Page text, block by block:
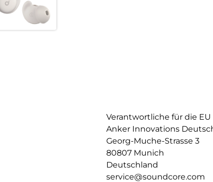
Verantwortliche für die EU
Anker Innovations
Georg-Muche-Strasse 3
80807 Munich
Deutschland
service@soundcore.com